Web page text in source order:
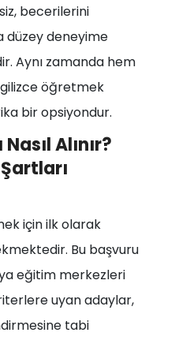
becerilerini
düzey deneyime
Aynı zamanda hem
öğretmek
bir opsiyondur.
Alınır?
için ilk olarak
Bu başvuru
eğitim merkezleri
uyan adaylar,
tabi